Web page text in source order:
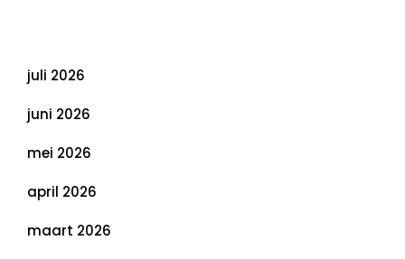
juli 2026
juni 2026
mei 2026
april 2026
maart 2026